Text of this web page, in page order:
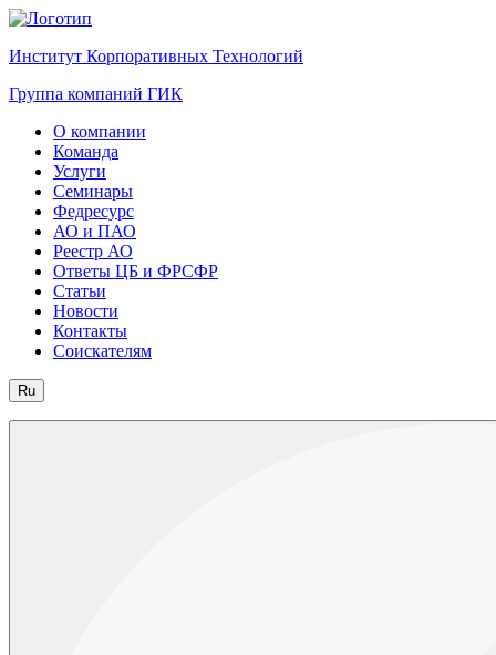
Институт Корпоративных Технологий
Группа компаний ГИК
О компании
Команда
Услуги
Семинары
Федресурс
АО и ПАО
Реестр АО
Ответы ЦБ и ФРСФР
Статьи
Новости
Контакты
Соискателям
Ru